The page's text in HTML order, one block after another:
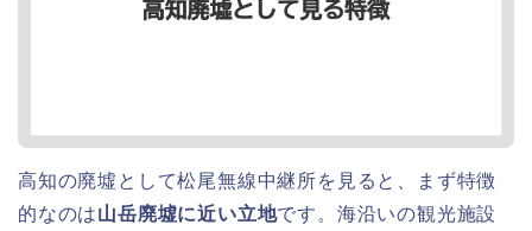
高知の廃墟として松尾無線中継所を見ると、まず特徴
的なのは山岳廃墟に近い立地です。海沿いの観光施設